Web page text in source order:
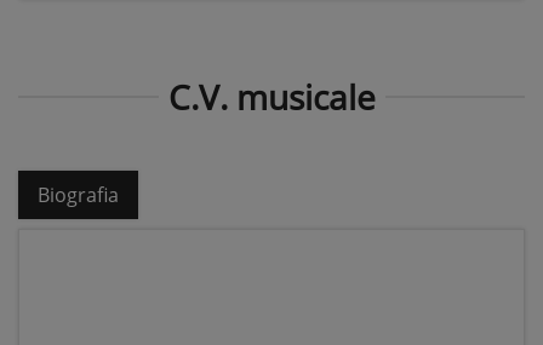
C.V. musicale
Biografia